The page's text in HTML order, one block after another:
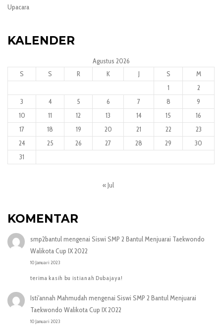
Upacara
KALENDER
Agustus 2026
S
S R K J S
M
1
2
3
4 5 6 7 8
9
10
11 12 13 14 15
16
17
18 19 20 21 22
23
24
25 26 27 28 29
30
31
« Jul
KOMENTAR
smp2bantulmengenai Siswi SMP 2 Bantul Menjuarai Taekwondo
Walikota Cup IX 2022
10 Januari 2023
terima kasih bu istianah Dubajaya!
Isti'annah Mahmudah mengenai Siswi SMP 2 Bantul Menjuarai
Taekwondo Walikota Cup IX 2022
10 Januari 2023